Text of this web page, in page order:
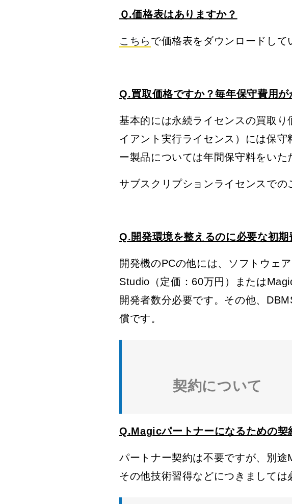
Ｑ.価格表はありますか？
こちら で価格表をダウンロードして
Q.買取価格ですか？毎年保守費用が
基本的には永続ライセンスの買取
イアント実行ライセンス）には保
ー製品については年間保守料をいた
サブスクリプションライセンスでの
Q.開発環境を整えるのに必要な初期
開発機のPCの他には、ソフトウェ
Studio（定価：60万円）または
開発者数分必要です。その他、
償です。
契約について
Q.Magicパートナーになるための契
パートナー契約は不要ですが、別途
その他技術習得などにつきましては